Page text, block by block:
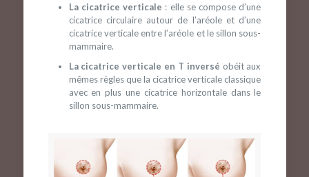
La cicatrice verticale : elle se compose d’une
cicatrice circulaire autour de l’aréole et d’une
cicatrice verticale entre l’aréole et le sillon sous-
mammaire.
La cicatrice verticale en T inversé obéit aux
mêmes règles que la cicatrice verticale classique
avec en plus une cicatrice horizontale dans le
sillon sous-mammaire.